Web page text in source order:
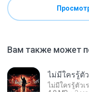
Вам также может